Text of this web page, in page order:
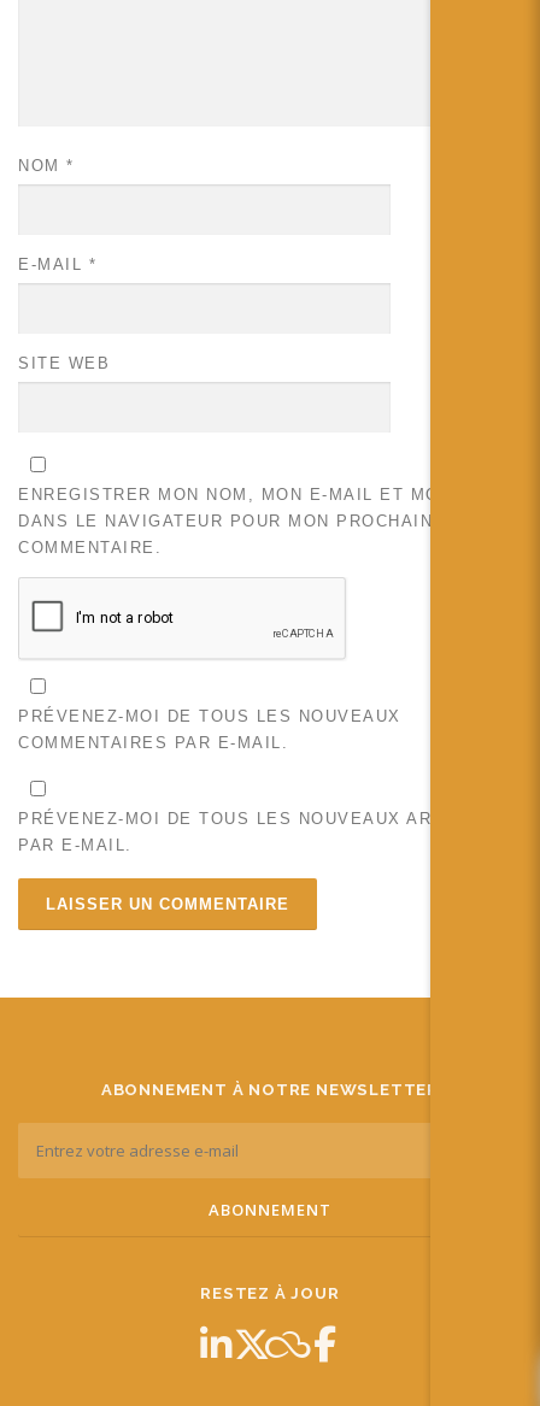
NOM *
E-MAIL *
SITE WEB
ENREGISTRER MON NOM, MON E-MAIL ET MON SITE
DANS LE NAVIGATEUR POUR MON PROCHAIN
COMMENTAIRE.
PRÉVENEZ-MOI DE TOUS LES NOUVEAUX
COMMENTAIRES PAR E-MAIL.
PRÉVENEZ-MOI DE TOUS LES NOUVEAUX ARTICLES
PAR E-MAIL.
ABONNEMENT À NOTRE NEWSLETTER
RESTEZ À JOUR